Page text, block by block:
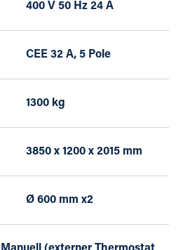
400 V 50 Hz 24 A
CEE 32 A, 5 Pole
1300 kg
3850 x 1200 x 2015 mm
Ø 600 mm x2